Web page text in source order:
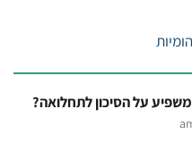
על הסיכון לתחלואה?